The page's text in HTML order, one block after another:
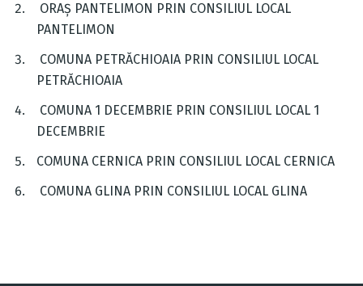
ORAȘ PANTELIMON PRIN CONSILIUL LOCAL
PANTELIMON
COMUNA PETRĂCHIOAIA PRIN CONSILIUL LOCAL
PETRĂCHIOAIA
COMUNA 1 DECEMBRIE PRIN CONSILIUL LOCAL 1
DECEMBRIE
COMUNA CERNICA PRIN CONSILIUL LOCAL CERNICA
COMUNA GLINA PRIN CONSILIUL LOCAL GLINA